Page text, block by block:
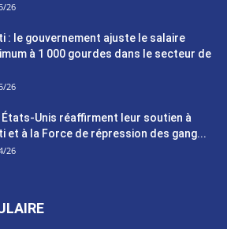
26
: le gouvernement ajuste le salaire
à 1 000 gourdes dans le secteur de
26
États-Unis réaffirment leur soutien à
et à la Force de répression des gang...
26